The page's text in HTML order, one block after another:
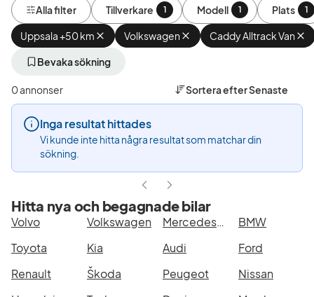
Sverige.Alla filter Tillverkare 1 Modell 1 Plats 1
Uppsala +50 km Ta
bort
aktivt
(Plats)
Volkswagen Ta
bort
Volkswagen
Caddy Alltrack Van Ta
Bevaka sökning
0 annonser Sortera efterSenaste
Inga resultat hittades
Vi kunde inte hitta några resultat som matchar din
sökning.
Hitta nya och begagnade bilar
Volvo Volkswagen Mercedes-Benz
BMW
Toyota
Kia Audi
Ford
Renault
Škoda Peugeot
Nissan